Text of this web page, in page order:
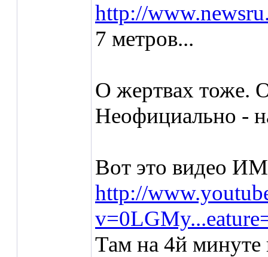
http://
7 метров...
О жертвах тоже.
Неофициально -
Вот это видео
http://
Там на 4й минуте